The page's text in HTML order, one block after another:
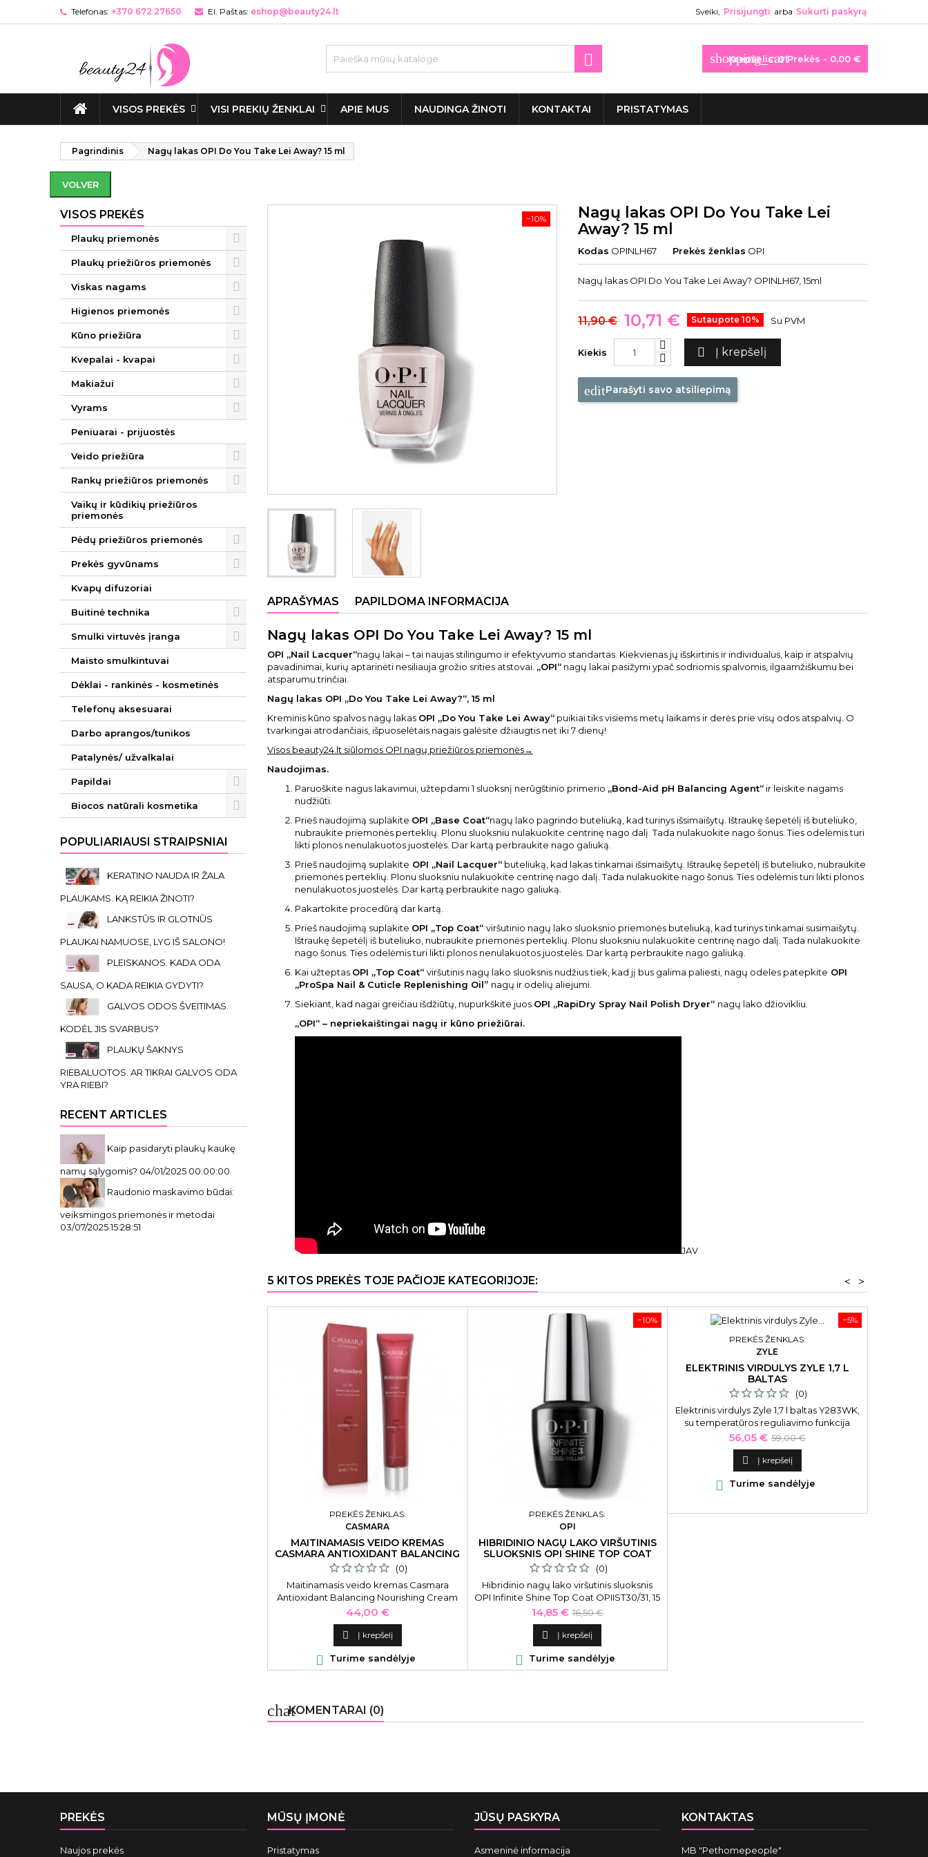
Telefonas: +370 672 27650 El. Paštas: eshop@beauty24.lt Sveiki, Prisijungti arba Sukurti paskyrą
shopping_cart
Krepšelis: 0Prekės - 0,00 €

VISOS PREKĖS VISI PREKIŲ ŽENKLAI APIE MUS NAUDINGA ŽINOTI KONTAKTAI PRISTATYMAS
Pagrindinis Nagų lakas OPI Do You Take Lei Away? 15 ml
VOLVER
VISOS PREKĖS
Plaukų priemonės
Plaukų priežiūros priemonės
Viskas nagams
Higienos priemonės
Kūno priežiūra
Kvepalai - kvapai
Makiažui
Vyrams
Peniuarai - prijuostės
Veido priežiūra
Rankų priežiūros priemonės
Vaikų ir kūdikių priežiūros
priemonės
Pėdų priežiūros priemonės
Prekės gyvūnams
Kvapų difuzoriai
Buitinė technika
Smulki virtuvės įranga
Maisto smulkintuvai
Dėklai - rankinės - kosmetinės
Telefonų aksesuarai
Darbo aprangos/tunikos
Patalynės/ užvalkalai
Papildai
Biocos natūrali kosmetika
POPULIARIAUSI STRAIPSNIAI
KERATINO NAUDA IR ŽALA
PLAUKAMS. KĄ REIKIA ŽINOTI?
LANKSTŪS IR GLOTNŪS
PLAUKAI NAMUOSE, LYG IŠ SALONO!
PLEISKANOS. KADA ODA
SAUSA, O KADA REIKIA GYDYTI?
GALVOS ODOS ŠVEITIMAS.
KODĖL JIS SVARBUS?
PLAUKŲ ŠAKNYS
RIEBALUOTOS. AR TIKRAI GALVOS ODA
YRA RIEBI?
RECENT ARTICLES
Kaip pasidaryti plaukų kaukę
namų sąlygomis? 04/01/2025 00:00:00
Raudonio maskavimo būdai:
veiksmingos priemonės ir metodai
03/07/2025 15:28:51
−10%
Nagų lakas OPI Do You Take Lei
Away? 15 ml
Kodas OPINLH67 Prekės ženklas OPI
Nagų lakas OPI Do You Take Lei Away? OPINLH67, 15ml
11,90 € 10,71 € Sutaupote 10% Su PVM
Kiekis  Į krepšelį
editParašyti savo atsiliepimą
APRAŠYMAS PAPILDOMA INFORMACIJA
Nagų lakas OPI Do You Take Lei Away? 15 ml
OPI „Nail Lacquer“nagų lakai – tai naujas stilingumo ir efektyvumo standartas. Kiekvienas jų išskirtinis ir individualus, kaip ir atspalvių
pavadinimai, kurių aptarinėti nesiliauja grožio srities atstovai. „OPI“ nagų lakai pasižymi ypač sodriomis spalvomis, ilgaamžiškumu bei
atsparumu trinčiai.
Nagų lakas OPI „Do You Take Lei Away?“, 15 ml
Kreminis kūno spalvos nagų lakas OPI „Do You Take Lei Away“ puikiai tiks visiems metų laikams ir derės prie visų odos atspalvių. O
tvarkingai atrodančiais, išpuoselėtais nagais galėsite džiaugtis net iki 7 dienų!
Visos beauty24.lt siūlomos OPI nagų priežiūros priemonės→
Naudojimas.
Paruoškite nagus lakavimui, užtepdami 1 sluoksnį nerūgštinio primerio „Bond-Aid pH Balancing Agent“ ir leiskite nagams
nudžiūti.
Prieš naudojimą suplakite OPI „Base Coat“nagų lako pagrindo buteliuką, kad turinys išsimaišytų. Ištraukę šepetėlį iš buteliuko,
nubraukite priemonės perteklių. Plonu sluoksniu nulakuokite centrinę nago dalį. Tada nulakuokite nago šonus. Ties odelėmis turi
likti plonos nenulakuotos juostelės. Dar kartą perbraukite nago galiuką.
Prieš naudojimą suplakite OPI „Nail Lacquer“ buteliuką, kad lakas tinkamai išsimaišytų. Ištraukę šepetėlį iš buteliuko, nubraukite
priemonės perteklių. Plonu sluoksniu nulakuokite centrinę nago dalį. Tada nulakuokite nago šonus. Ties odelėmis turi likti plonos
nenulakuotos juostelės. Dar kartą perbraukite nago galiuką.
Pakartokite procedūrą dar kartą.
Prieš naudojimą suplakite OPI „Top Coat“ viršutinio nagų lako sluoksnio priemonės buteliuką, kad turinys tinkamai susimaišytų.
Ištraukę šepetėlį iš buteliuko, nubraukite priemonės perteklių. Plonu sluoksniu nulakuokite centrinę nago dalį. Tada nulakuokite
nago šonus. Ties odelėmis turi likti plonos nenulakuotos juostelės. Dar kartą perbraukite nago galiuką.
Kai užteptas OPI „Top Coat“ viršutinis nagų lako sluoksnis nudžius tiek, kad jį bus galima paliesti, nagų odeles patepkite OPI
„ProSpa Nail & Cuticle Replenishing Oil” nagų ir odelių aliejumi.
Siekiant, kad nagai greičiau išdžiūtų, nupurkškite juos OPI „RapiDry Spray Nail Polish Dryer“ nagų lako džiovikliu.
„OPI“ – nepriekaištingai nagų ir kūno priežiūrai.
JAV
5 KITOS PREKĖS TOJE PAČIOJE KATEGORIJOJE: >
<
PREKĖS ŽENKLAS:
CASMARA
MAITINAMASIS VEIDO KREMAS
CASMARA ANTIOXIDANT BALANCING
50 ML
(0)
Maitinamasis veido kremas Casmara
Antioxidant Balancing Nourishing Cream
CASA41002, antioksidacinis, su Goji uogų
ekstraktu, 50 ml
Kaina
44,00 €
 Į krepšelį
 Turime sandėlyje
−10%
PREKĖS ŽENKLAS:
OPI
HIBRIDINIO NAGŲ LAKO VIRŠUTINIS
SLUOKSNIS OPI SHINE TOP COAT
(0)
Hibridinio nagų lako viršutinis sluoksnis
OPI Infinite Shine Top Coat OPIIST30/31, 15
ml
Kaina
14,85 € Bazinė
kaina
16,50 €
 Į krepšelį
 Turime sandėlyje
−5%
PREKĖS ŽENKLAS:
ZYLE
ELEKTRINIS VIRDULYS ZYLE 1,7 L
BALTAS
(0)
Elektrinis virdulys Zyle 1,7 l baltas Y283WK,
su temperatūros reguliavimo funkcija
Kaina
56,05 € Bazinė
kaina
59,00 €
 Į krepšelį
 Turime sandėlyje
chatKOMENTARAI (0)
PREKĖS
Naujos prekės
MŪSŲ ĮMONĖ
Pristatymas
JŪSŲ PASKYRA
Asmeninė informacija
KONTAKTAS
MB "Pethomepeople"